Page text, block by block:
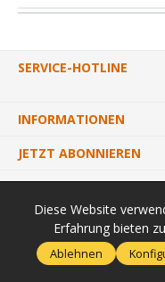
SERVICE-HOTLINE
INFORMATIONEN
JETZT ABONNIEREN
* Alle Preise inkl. gesetzl.
ggf.
Diese Website
Erfahrung bieten
Ablehnen